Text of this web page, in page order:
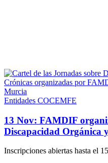
Entidades COCEMFE
13 Nov: FAMDIF
Discapacidad Orgánica
Inscripciones abiertas hasta el